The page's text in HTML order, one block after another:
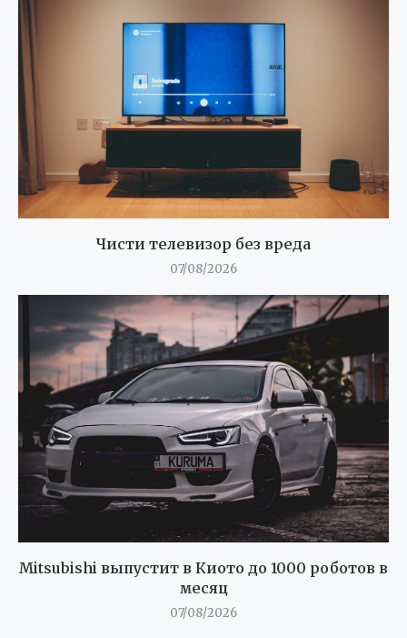
Чисти телевизор без вреда
07/08/2026
Mitsubishi выпустит в Киото до 1000 роботов в
месяц
07/08/2026